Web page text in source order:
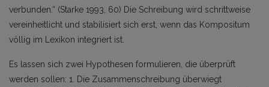
verbunden.“ (Starke 1993, 60) Die Schreibung wird schrittweise
vereinheitlicht und stabilisiert sich erst, wenn das Kompositum
völlig im Lexikon integriert ist.
Es lassen sich zwei Hypothesen formulieren, die überprüft
werden sollen: 1. Die Zusammenschreibung überwiegt